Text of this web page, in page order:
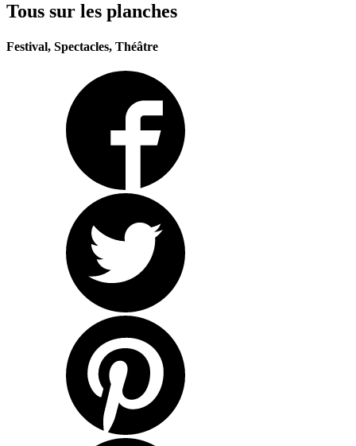
Tous sur les planches
Festival, Spectacles, Théâtre